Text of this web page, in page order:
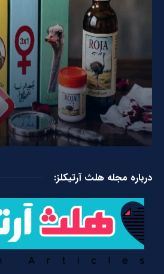
درباره مجله هلث آرتیکلز: